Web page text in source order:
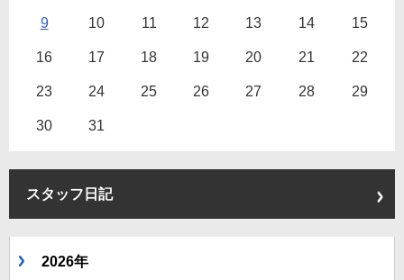
9 10 11 12 13 14 15
16 17 18 19 20 21 22
23 24 25 26 27 28 29
30 31
スタッフ日記
2026年